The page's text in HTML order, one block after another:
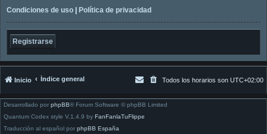
Condiciones de uso
Política de privacidad
Registrarse
Inicio Índice general Todos los horarios son UTC+02:00
Desarrollado por phpBB® Forum Software © phpBB Limited
Quantum Codex style V.1.4.9 by FanFanlaTuFlippe
Traducción al español por phpBB España